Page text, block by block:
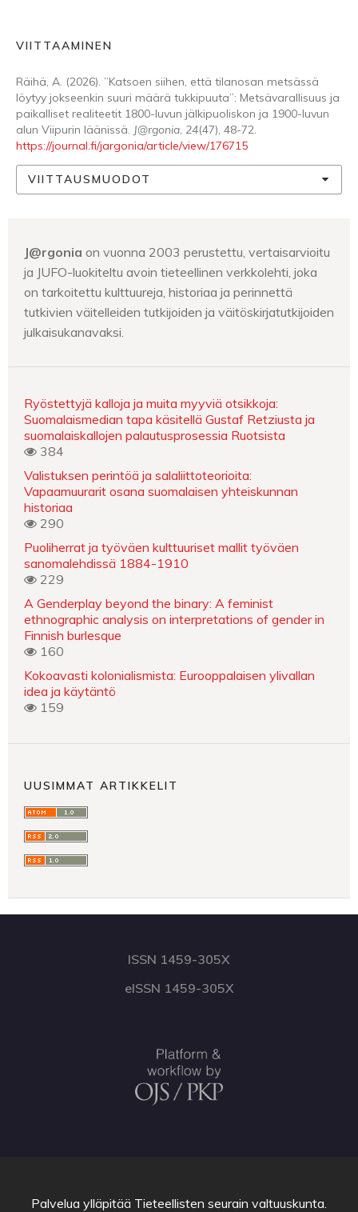
VIITTAAMINEN
Räihä, A. (2026). ”Katsoen siihen, että tilanosan metsässä
löytyy jokseenkin suuri määrä tukkipuuta”: Metsävarallisuus ja
paikalliset realiteetit 1800-luvun jälkipuoliskon ja 1900-luvun
alun Viipurin läänissä. J@rgonia, 24(47), 48-72.
https://journal.fi/jargonia/article/view/176715
VIITTAUSMUODOT
J@rgonia on vuonna 2003 perustettu, vertaisarvioitu
ja JUFO-luokiteltu avoin tieteellinen verkkolehti, joka
on tarkoitettu kulttuureja, historiaa ja perinnettä
tutkivien väitelleiden tutkijoiden ja väitöskirjatutkijoiden
julkaisukanavaksi.
Ryöstettyjä kalloja ja muita myyviä otsikkoja:
Suomalaismedian tapa käsitellä Gustaf Retziusta ja
suomalaiskallojen palautusprosessia Ruotsista
384
Valistuksen perintöä ja salaliittoteorioita:
Vapaamuurarit osana suomalaisen yhteiskunnan
historiaa
290
Puoliherrat ja työväen kulttuuriset mallit työväen
sanomalehdissä 1884-1910
229
A Genderplay beyond the binary: A feminist
ethnographic analysis on interpretations of gender in
Finnish burlesque
160
Kokoavasti kolonialismista: Eurooppalaisen ylivallan
idea ja käytäntö
159
UUSIMMAT ARTIKKELIT
ISSN 1459-305X
eISSN 1459-305X
Palvelua ylläpitää Tieteellisten seurain valtuuskunta.